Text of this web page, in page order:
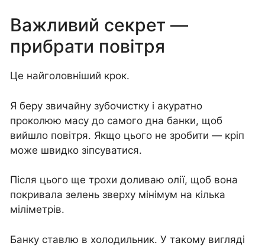
Важливий секрет —
прибрати повітря
Це найголовніший крок.
Я беру звичайну зубочистку і акуратно
проколюю масу до самого дна банки, щоб
вийшло повітря. Якщо цього не зробити — кріп
може швидко зіпсуватися.
Після цього ще трохи доливаю олії, щоб вона
покривала зелень зверху мінімум на кілька
міліметрів.
Банку ставлю в холодильник. У такому вигляді